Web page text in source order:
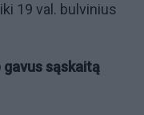
19 val. bulvinius
sąskaitą